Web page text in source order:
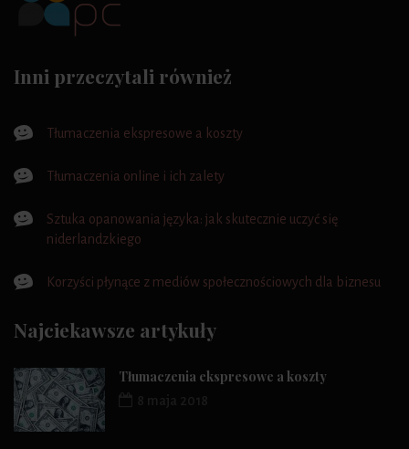
Inni przeczytali również
Tłumaczenia ekspresowe a koszty
Tłumaczenia online i ich zalety
Sztuka opanowania języka: jak skutecznie uczyć się
niderlandzkiego
Korzyści płynące z mediów społecznościowych dla biznesu
Najciekawsze artykuły
Tłumaczenia ekspresowe a koszty